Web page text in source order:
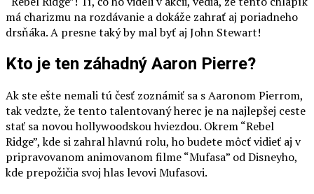
má charizmu na rozdávanie a dokáže zahrať aj poriadneho
drsňáka. A presne taký by mal byť aj John Stewart!
Kto je ten záhadný Aaron Pierre?
Ak ste ešte nemali tú česť zoznámiť sa s Aaronom Pierrom,
tak vedzte, že tento talentovaný herec je na najlepšej ceste
stať sa novou hollywoodskou hviezdou. Okrem “Rebel
Ridge”, kde si zahral hlavnú rolu, ho budete môcť vidieť aj v
pripravovanom animovanom filme “Mufasa” od Disneyho,
kde prepožičia svoj hlas levovi Mufasovi.